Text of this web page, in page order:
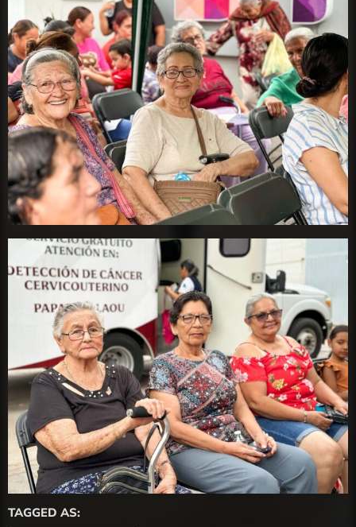
TAGGED AS: